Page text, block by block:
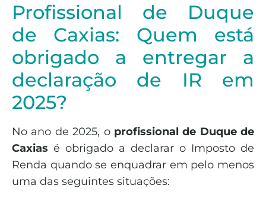
Profissional de Duque
de Caxias: Quem está
obrigado a entregar a
declaração de IR em
2025?
No ano de 2025, o profissional de Duque de
Caxias é obrigado a declarar o Imposto de
Renda quando se enquadrar em pelo menos
uma das seguintes situações: